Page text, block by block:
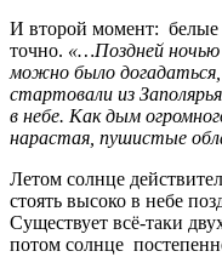
И второй момент: белые
точно. «…Поздней ночью
можно было
стартовали из
в небе. Как дым
нарастая, пушистые
Летом солнце
стоять высоко в небе
Существует всё-таки
потом солнце